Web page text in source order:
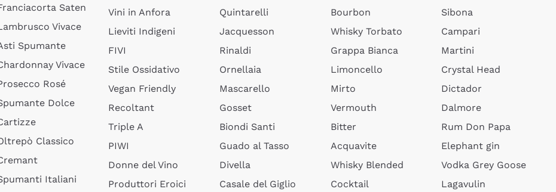
Saten
Vivace
Spumante
Vivace
Rosé
Dolce
Classico
Italiani
Vini in Anfora
Lieviti Indigeni
FIVI
Stile Ossidativo
Vegan Friendly
Recoltant
Triple A
PIWI
Donne del Vino
Produttori Eroici
Quintarelli
Jacquesson
Rinaldi
Ornellaia
Mascarello
Gosset
Biondi Santi
Guado al Tasso
Divella
Casale del Giglio
Bourbon
Whisky Torbato
Grappa Bianca
Limoncello
Mirto
Vermouth
Bitter
Acquavite
Whisky Blended
Cocktail
Sibona
Campari
Martini
Crystal Head
Dictador
Dalmore
Rum Don Papa
Elephant gin
Vodka Grey Goose
Lagavulin